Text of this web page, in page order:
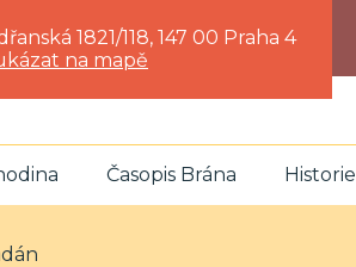
1821/118, 147 00 Praha 4
na mapě
Časopis Brána Historie